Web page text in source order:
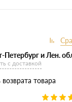
Петербург и Лен.
с доставкой
товара